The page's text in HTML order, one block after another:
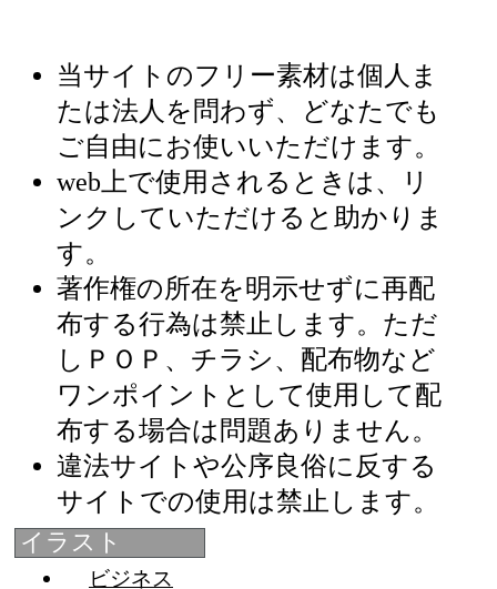
当サイトのフリー素材は個人ま
たは法人を問わず、どなたでも
ご自由にお使いいただけます。
web上で使用されるときは、リ
ンクしていただけると助かりま
す。
著作権の所在を明示せずに再配
布する行為は禁止します。ただ
しＰＯＰ、チラシ、配布物など
ワンポイントとして使用して配
布する場合は問題ありません。
違法サイトや公序良俗に反する
サイトでの使用は禁止します。
イラスト
ビジネス